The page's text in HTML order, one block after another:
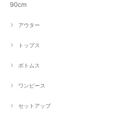
90cm
アウター
トップス
ボトムス
ワンピース
セットアップ